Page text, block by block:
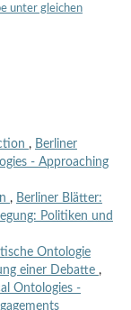
unter gleichen
, Berliner
- Approaching
, Berliner Blätter:
Politiken und
Ontologie
einer Debatte ,
Ontologies -